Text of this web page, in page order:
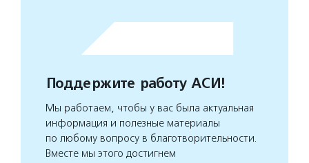
Поддержите работу АСИ!
Мы работаем, чтобы у вас была актуальная
информация и полезные материалы
по любому вопросу в благотворительности.
Вместе мы этого достигнем